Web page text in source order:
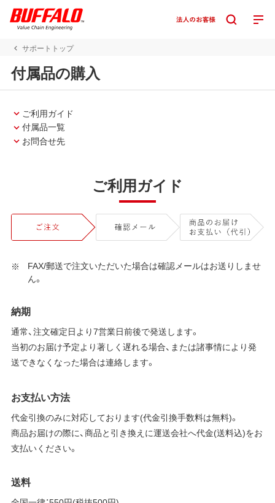
サポートトップ
付属品の購入
ご利用ガイド
付属品一覧
お問合せ先
ご利用ガイド
FAX/郵送で注文いただいた場合は確認メールはお送りしませ
ん。
納期
通常、注文確定日より7営業日前後で発送します。
当初のお届け予定より著しく遅れる場合、または諸事情により発
送できなくなった場合は連絡します。
お支払い方法
代金引換のみに対応しております(代金引換手数料は無料)。
商品お届けの際に、商品と引き換えに運送会社へ代金(送料込)をお
支払いください。
送料